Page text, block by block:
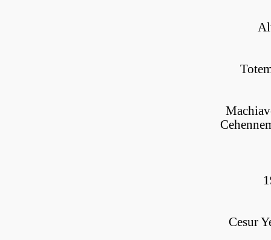
A
T
M
Cesur